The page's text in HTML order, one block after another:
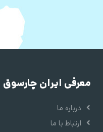
معرفی ایران چارسوق
درباره ما
ارتباط با ما